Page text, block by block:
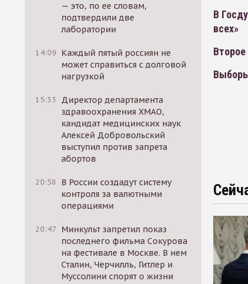
— это, по ее словам,
подтвердили две
лаборатории
14:09 Каждый пятый россиян не
может справиться с долговой
нагрузкой
15:33
Директор департамента
здравоохранения ХМАО,
кандидат медицинских наук
Алексей Добровольский
выступил против запрета
абортов
20:58
В России создадут систему
контроля за валютными
операциями
20:47 Минкульт запретил показ
последнего фильма Сокурова
на фестивале в Москве. В нем
Сталин, Черчилль, Гитлер и
Муссолини спорят о жизни
В
всех»